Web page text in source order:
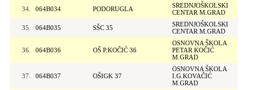
34. 064B034 PODORUGLA
SREDNJOŠKOLSKI
CENTAR M.GRAD
35. 064B035 SŠC 35
SREDNJOŠKOLSKI
CENTAR M.GRAD
36. 064B036 OŠ P.KOČIĆ 36
OSNOVNA ŠKOLA
PETAR KOČIĆ
M.GRAD
37. 064B037 OŠIGK 37
OSNOVNA ŠKOLA
I.G.KOVAČIĆ
M.GRAD